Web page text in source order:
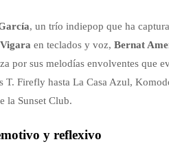
, un trío indiepop que ha
en teclados y voz, Bernat
por sus melodías envolventes que
T. Firefly hasta La Casa Azul,
la Sunset Club.
y reflexivo